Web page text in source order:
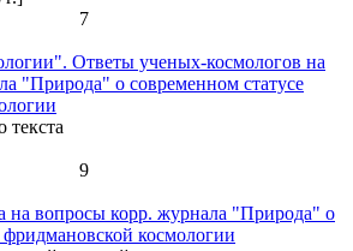
7
Ответы ученых-космологов на
"Природа" о современном статусе
текста
9
вопросы корр. журнала "Природа" о
фридмановской космологии